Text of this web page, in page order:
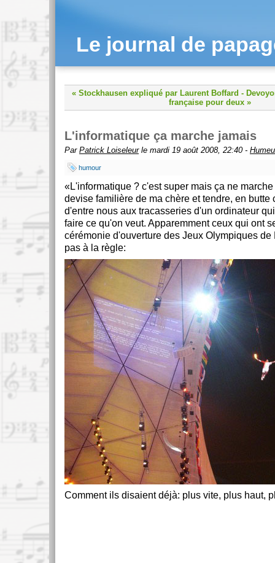
Le journal de
« Stockhausen expliqué par Laurent Boffard -
française pour deux »
L'informatique ça marche jamais
Par Patrick Loiseleurle mardi 19 août 2008, 22:40 -
humour
L'informatique ? c'est super mais ça ne
devise familière de ma chère et tendre, en butte
d'entre nous aux tracasseries d'un ordinateur
faire ce qu'on veut. Apparemment ceux qui ont
cérémonie d'ouverture des Jeux Olympiques
pas à la règle:
Comment ils disaient déjà: plus vite, plus haut,